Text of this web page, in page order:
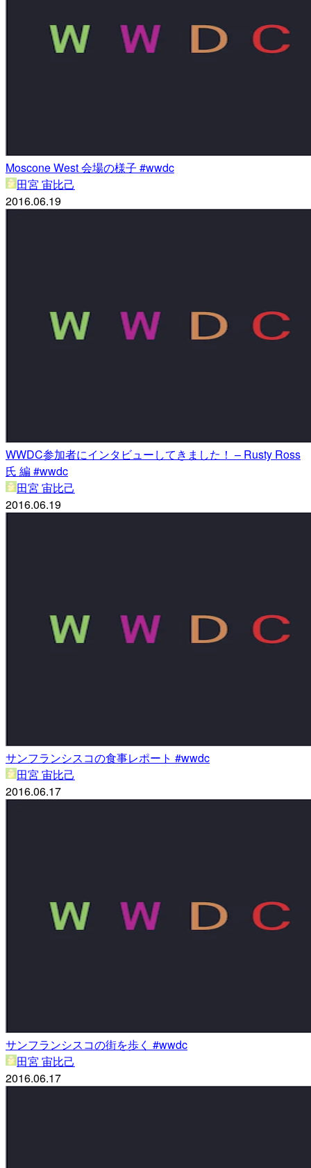
Moscone West 会場の様子 #wwdc
田宮 宙比己
2016.06.19
WWDC参加者にインタビューしてきました！ – Rusty Ross
氏 編 #wwdc
田宮 宙比己
2016.06.19
サンフランシスコの食事レポート #wwdc
田宮 宙比己
2016.06.17
サンフランシスコの街を歩く #wwdc
田宮 宙比己
2016.06.17